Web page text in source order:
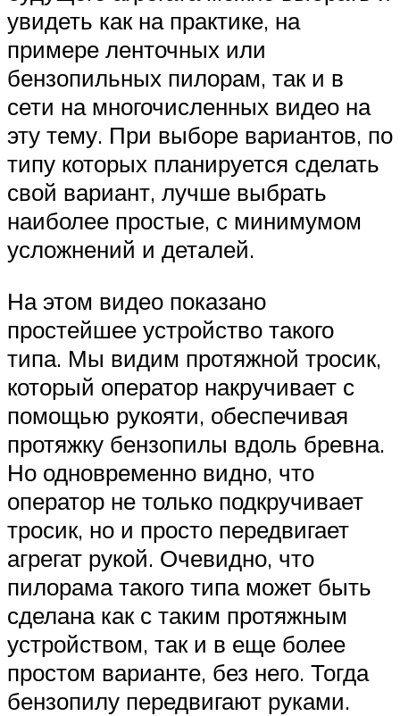
увидеть как на практике, на
примере ленточных или
бензопильных пилорам, так и в
сети на многочисленных видео на
эту тему. При выборе вариантов, по
типу которых планируется сделать
свой вариант, лучше выбрать
наиболее простые, с минимумом
усложнений и деталей.
На этом видео показано
простейшее устройство такого
типа. Мы видим протяжной тросик,
который оператор накручивает с
помощью рукояти, обеспечивая
протяжку бензопилы вдоль бревна.
Но одновременно видно, что
оператор не только подкручивает
тросик, но и просто передвигает
агрегат рукой. Очевидно, что
пилорама такого типа может быть
сделана как с таким протяжным
устройством, так и в еще более
простом варианте, без него. Тогда
бензопилу передвигают руками.